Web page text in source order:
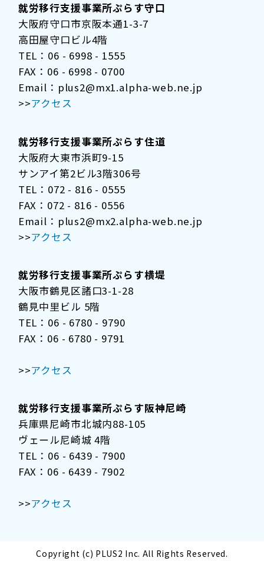
就労移行支援事業所ぷらす守口
大阪府守口市京阪本通1-3-7
高田屋守口ビル4階
TEL：06 - 6998 - 1555
FAX：06 - 6998 - 0700
Email：plus2@mx1.alpha-web.ne.jp
>>アクセス
就労移行支援事業所ぷらす住道
大阪府大東市浜町9-15
サンアイ第2ビル3階306号
TEL：072 - 816 - 0555
FAX：072 - 816 - 0556
Email：plus2@mx2.alpha-web.ne.jp
>>アクセス
就労移行支援事業所ぷらす横堤
大阪市鶴見区諸口3-1-28
鶴見中里ビル 5階
TEL：06 - 6780 - 9790
FAX：06 - 6780 - 9791
>>アクセス
就労移行支援事業所ぷらす阪神尼崎
兵庫県尼崎市北城内88-105
ヴェール尼崎城 4階
TEL：06 - 6439 - 7900
FAX：06 - 6439 - 7902
>>アクセス
Copyright (c) PLUS2 Inc. All Rights Reserved.